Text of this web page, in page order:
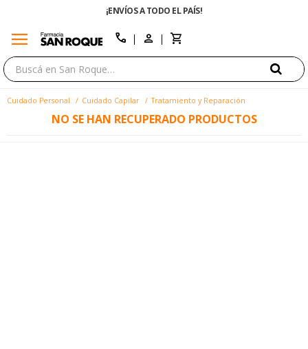
¡ENVÍOS A TODO EL PAÍS!
menu call
Cuidado Personal Cuidado Capilar Tratamiento y Reparación
NO SE HAN RECUPERADO PRODUCTOS
close